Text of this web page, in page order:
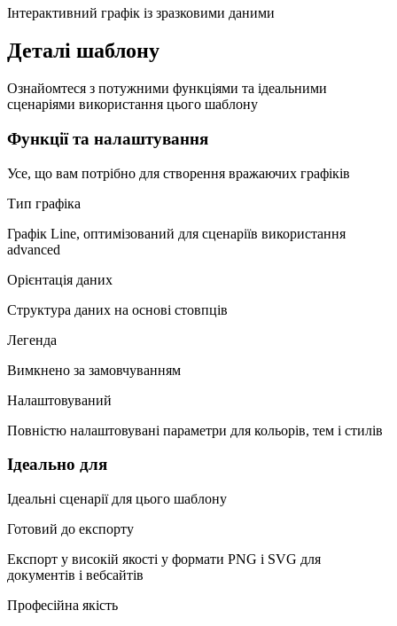
Інтерактивний графік із зразковими даними
Деталі шаблону
Ознайомтеся з потужними функціями та ідеальними
сценаріями використання цього шаблону
Функції та налаштування
Усе, що вам потрібно для створення вражаючих графіків
Тип графіка
Графік Line, оптимізований для сценаріїв використання
advanced
Орієнтація даних
Структура даних на основі стовпців
Легенда
Вимкнено за замовчуванням
Налаштовуваний
Повністю налаштовувані параметри для кольорів, тем і стилів
Ідеально для
Ідеальні сценарії для цього шаблону
Готовий до експорту
Експорт у високій якості у формати PNG і SVG для
документів і вебсайтів
Професійна якість